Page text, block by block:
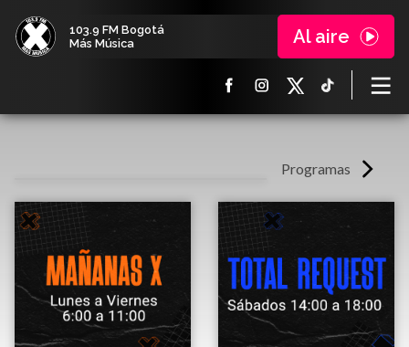
103.9 FM Bogotá
Más Música
Al aire
Programas